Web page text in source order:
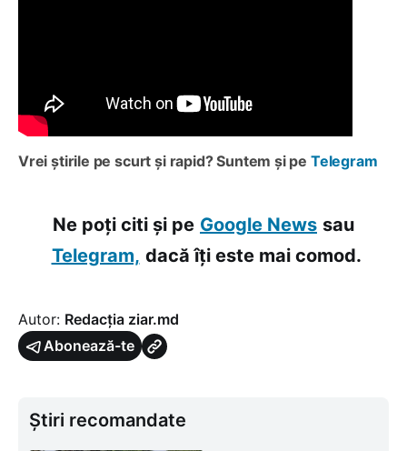
Vrei știrile pe scurt și rapid? Suntem și pe Telegram
Ne poți citi și pe Google News sau
Telegram, dacă îți este mai comod.
Autor: Redacția ziar.md
Abonează-te
Știri recomandate